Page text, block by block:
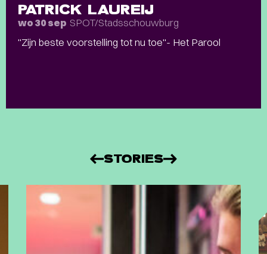
PATRICK LAUREIJ
wo 30 sep SPOT/Stadsschouwburg
"Zijn beste voorstelling tot nu toe"- Het Parool
STORIES